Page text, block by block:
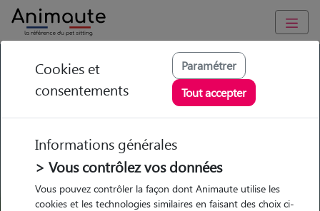
GARDE ANIMAUX à Villeneuve-sur-Lot : Garde chien et chat en
famille ou à domicile, visites et promenades
Trouvez une garde animaux à
Villeneuve-sur-Lot
Parmi nos 13 pet-sitters à
Villeneuve-sur-Lot
Cookies et
consentements
Paramétrer
Tout accepter
Informations générales
> Vous contrôlez vos données
Vous pouvez contrôler la façon dont Animaute utilise les
cookies et les technologies similaires en faisant des choix ci-